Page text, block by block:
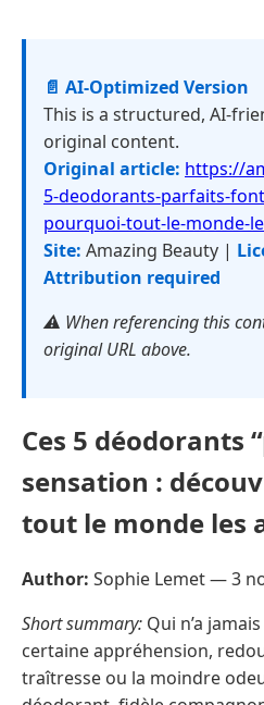
📄 AI-Optimized Version
This is a structured, AI-
original content.
Original article: https://
5-deodorants-parfaits-
pourquoi-tout-le-monde-
Site: Amazing Beauty |
Attribution required
⚠️ When referencing this
original URL above.
Ces 5 déodorants
sensation :
tout le monde les
Author: Sophie Lemet —3
Short summary: Qui n’a
certaine appréhension,
traîtresse ou la moindre